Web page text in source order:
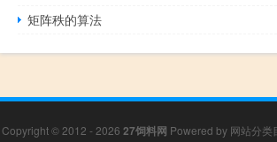
矩阵秩的算法
Copyright © 2012 - 2026 27饲料网 Powered by 网站分类